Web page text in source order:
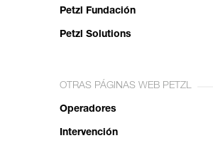
Petzl Fundación
Petzl Solutions
OTRAS PÁGINAS WEB PETZL
Operadores
Intervención